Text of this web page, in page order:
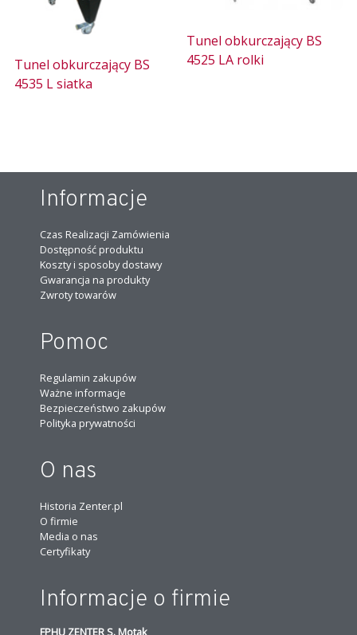
Tunel obkurczający BS
4535 L siatka
Tunel obkurczający BS
4525 LA rolki
Informacje
Czas Realizacji Zamówienia
Dostępność produktu
Koszty i sposoby dostawy
Gwarancja na produkty
Zwroty towarów
Pomoc
Regulamin zakupów
Ważne informacje
Bezpieczeństwo zakupów
Polityka prywatności
O nas
Historia Zenter.pl
O firmie
Media o nas
Certyfikaty
Informacje o firmie
FPHU ZENTER S. Motak